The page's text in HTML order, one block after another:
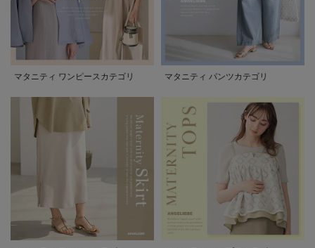
マタニティ ワンピースカテゴリ マタニティ パンツカテゴリ